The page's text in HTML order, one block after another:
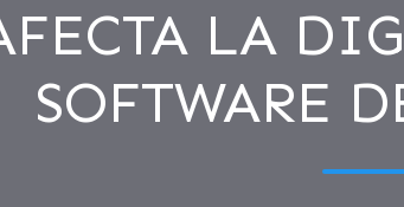
LA
SOFTWARE